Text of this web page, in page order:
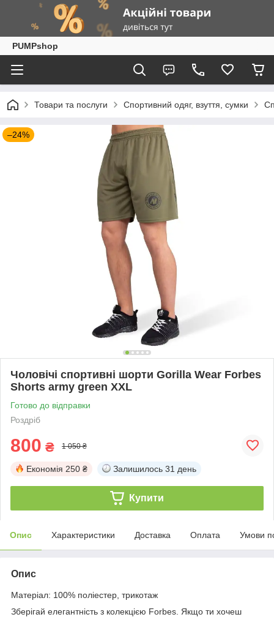
PUMPshop
Товари та послуги Спортивний одяг, взуття, сумки
–24%
Чоловічі спортивні шорти Gorilla Wear Forbes
Shorts army green XXL
Готово до відправки
Роздріб
800 ₴ 1 050 ₴
Економія 250 ₴ Залишилось 31 день
Купити
Опис Характеристики Доставка Оплата Умови
Опис
Матеріал: 100% поліестер, трикотаж
Зберігай елегантність з колекцією Forbes. Якщо ти хочеш